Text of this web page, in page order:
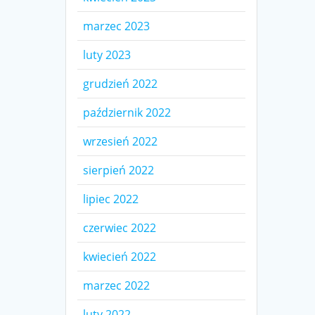
marzec 2023
luty 2023
grudzień 2022
październik 2022
wrzesień 2022
sierpień 2022
lipiec 2022
czerwiec 2022
kwiecień 2022
marzec 2022